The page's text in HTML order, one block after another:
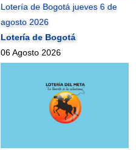
Lotería de Bogotá jueves 6 de
agosto 2026
Lotería de Bogotá
06 Agosto 2026